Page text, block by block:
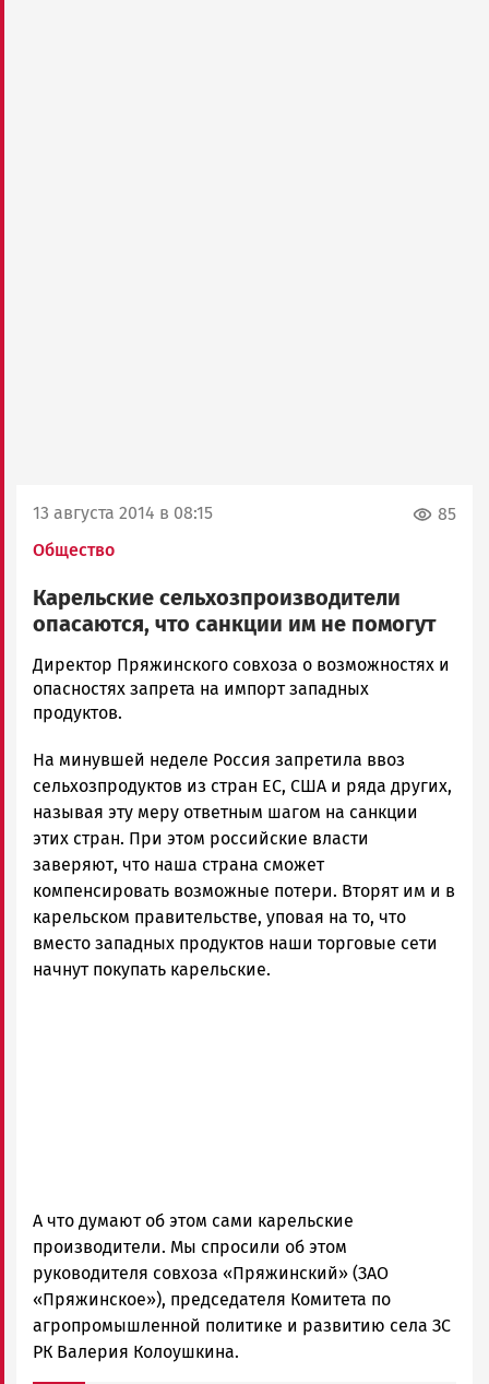
13 августа 2014 в 08:15
Общество
85
Карельские сельхозпроизводители
опасаются, что санкции им не помогут
admintimur
Новости
Петрозаводска
Карелии
|
Петрозаводск
ГОВОРИТ
Директор Пряжинского совхоза о возможностях и
опасностях запрета на импорт западных
продуктов.
На минувшей неделе Россия запретила ввоз
сельхозпродуктов из стран ЕС, США и ряда других,
называя эту меру ответным шагом на санкции
этих стран. При этом российские власти
заверяют, что наша страна сможет
компенсировать возможные потери. Вторят им и в
карельском правительстве, уповая на то, что
вместо западных продуктов наши торговые сети
начнут покупать карельские.
А что думают об этом сами карельские
производители. Мы спросили об этом
руководителя совхоза «Пряжинский» (ЗАО
«Пряжинское»), председателя Комитета по
агропромышленной политике и развитию села ЗС
РК Валерия Колоушкина.